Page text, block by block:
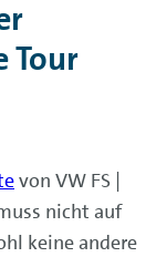
Tour
von VW FS |
nicht auf
keine andere